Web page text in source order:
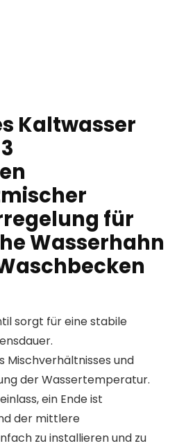
Kaltwasser
für
Wasserhahn
sorgt für eine stabile
Mischverhältnisses und
der Wassertemperatur.
ein Ende ist
der mittlere
zu installieren und zu